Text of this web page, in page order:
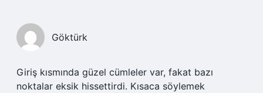
Göktürk
Giriş kısmında güzel cümleler var, fakat bazı
noktalar eksik hissettirdi. Kısaca söylemek